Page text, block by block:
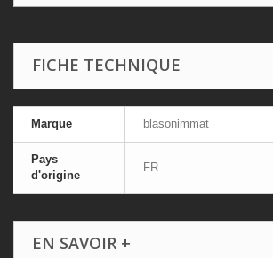
FICHE TECHNIQUE
Marque blasonimmat
Pays
d'origine
FR
EN SAVOIR +